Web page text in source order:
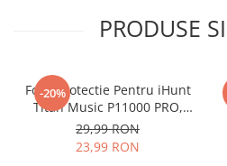
producerea
sticla pe care o
este Nano
Acestag
SPARGEin mii
ascutite si
PRODUSE
-20%
Folie Protectie Pentru iHunt
Titan Music P11000 PRO,
VDOO
29,99 RON
23,99 RON